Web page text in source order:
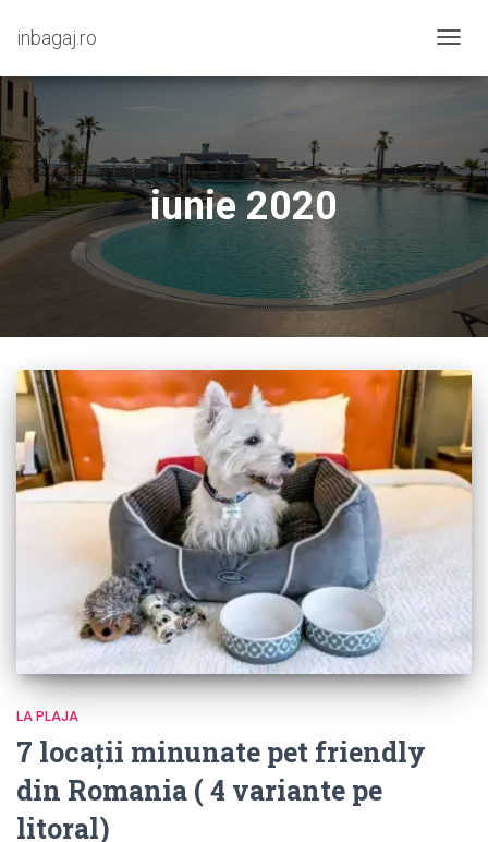
inbagaj.ro
iunie 2020
LA PLAJA
7 locații minunate pet friendly
din Romania ( 4 variante pe
litoral)